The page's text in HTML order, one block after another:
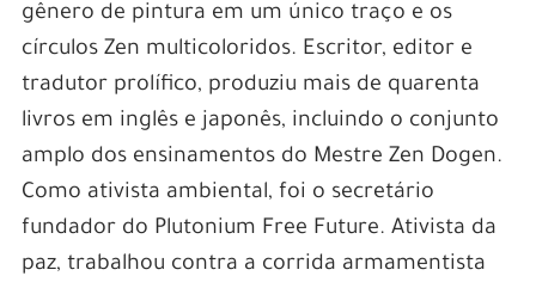
gênero de pintura em um único traço e os
círculos Zen multicoloridos. Escritor, editor e
tradutor prolífico, produziu mais de quarenta
livros em inglês e japonês, incluindo o conjunto
amplo dos ensinamentos do Mestre Zen Dogen.
Como ativista ambiental, foi o secretário
fundador do Plutonium Free Future. Ativista da
paz, trabalhou contra a corrida armamentista